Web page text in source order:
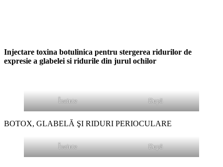
Injectare toxina botulinica pentru stergerea ridurilor de
expresie a glabelei si ridurile din jurul ochilor
Înainte După
BOTOX, GLABELĂ ŞI RIDURI PERIOCULARE
Înainte După